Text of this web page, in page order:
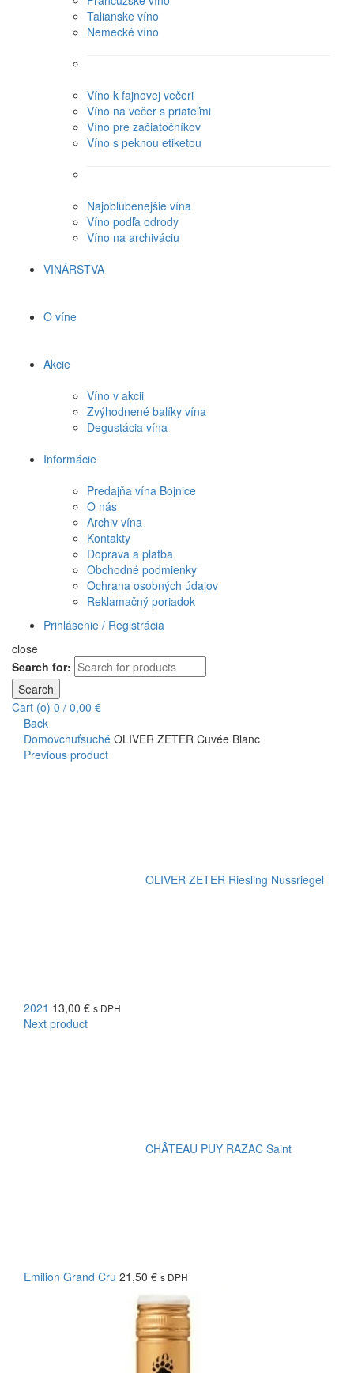
Talianske víno
Nemecké víno
Víno k fajnovej večeri
Víno na večer s priateľmi
Víno pre začiatočníkov
Víno s peknou etiketou
Najobľúbenejšie vína
Víno podľa odrody
Víno na archiváciu
VINÁRSTVA
O víne
Akcie
Víno v akcii
Zvýhodnené balíky vína
Degustácia vína
Informácie
Predajňa vína Bojnice
O nás
Archiv vína
Kontakty
Doprava a platba
Obchodné podmienky
Ochrana osobných údajov
Reklamačný poriadok
Prihlásenie / Registrácia
close
Search for:
Search
Cart (o) 0 / 0,00 €
Back
Domovchuťsuché OLIVER ZETER Cuvée Blanc
Previous product
OLIVER ZETER Riesling Nussriegel
2021 13,00 € s DPH
Next product
CHÂTEAU PUY RAZAC Saint
Emilion Grand Cru 21,50 € s DPH